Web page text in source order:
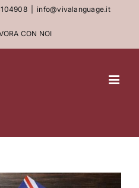
info@vivalanguage.it
CON NOI